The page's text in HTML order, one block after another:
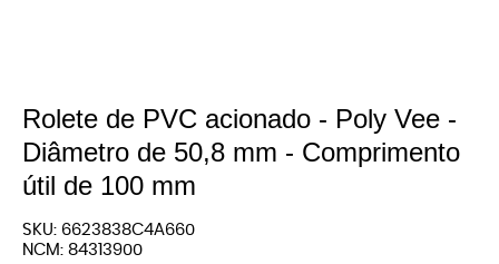
Rolete de PVC acionado - Poly Vee -
Diâmetro de 50,8 mm - Comprimento
útil de 100 mm
SKU: 6623838C4A660
NCM: 84313900